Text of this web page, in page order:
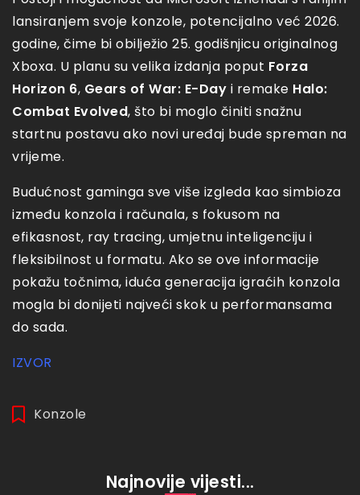
lansiranjem svoje konzole, potencijalno već 2026.
godine, čime bi obilježio 25. godišnjicu originalnog
Xboxa. U planu su velika izdanja poput Forza
Horizon 6, Gears of War: E-Day i remake Halo:
Combat Evolved, što bi moglo činiti snažnu
startnu postavu ako novi uređaj bude spreman na
vrijeme.
Budućnost gaminga sve više izgleda kao simbioza
između konzola i računala, s fokusom na
efikasnost, ray tracing, umjetnu inteligenciju i
fleksibilnost u formatu. Ako se ove informacije
pokažu točnima, iduća generacija igraćih konzola
mogla bi donijeti najveći skok u performansama
do sada.
IZVOR
Konzole
Najnovije vijesti...